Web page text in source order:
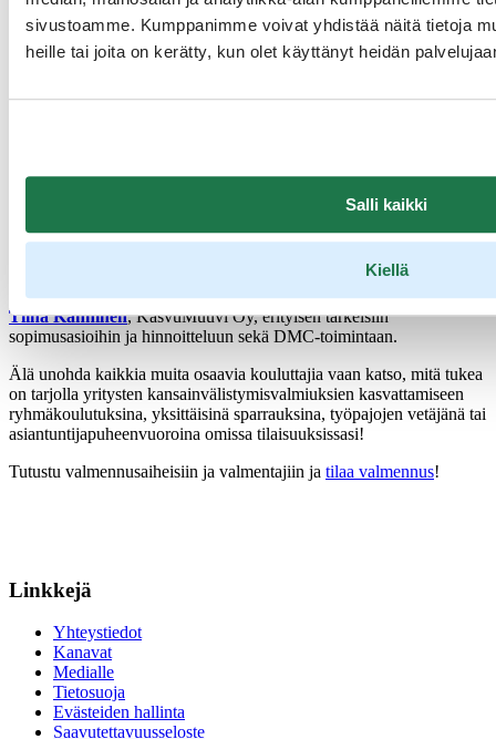
sivustoamme. Kumppanimme voivat yhdistää näitä tietoja
heille tai joita on kerätty, kun olet käyttänyt heidän
Salli kaikki
Kiellä
Kuva: Harri Tarvainen
Lieven de Rycke, Edge Group Oy, peer-to-peer sparraajana etenkin
kansainvälisen liiketoiminnan kehittämiseen ja johtamiseen, brändin
Tiina Kanninen, KasvuMuuvi Oy, erityisen tärkeisiin
sopimusasioihin ja hinnoitteluun sekä DMC-toimintaan.
Älä unohda kaikkia muita osaavia kouluttajia vaan katso, mitä tukea
on tarjolla yritysten kansainvälistymisvalmiuksien kasvattamiseen
ryhmäkoulutuksina, yksittäisinä sparrauksina, työpajojen vetäjänä tai
asiantuntijapuheenvuoroina omissa tilaisuuksissasi!
Tutustu valmennusaiheisiin ja valmentajiin ja tilaa valmennus!
Linkkejä
Yhteystiedot
Kanavat
Medialle
Tietosuoja
Evästeiden hallinta
Saavutettavuusseloste